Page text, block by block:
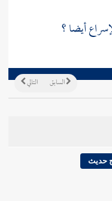
أيضا ؟
التالي السابق
حديث